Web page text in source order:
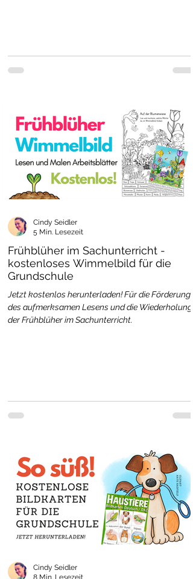
Frühblüher im Sachunterricht -
kostenloses Wimmelbild für die
Grundschule
Jetzt kostenlos herunterladen! Für die Förderung
des aufmerksamen Lesens und die Wiederholung
der Frühblüher im Sachunterricht.
Cindy Seidler
5 Min. Lesezeit
Cindy Seidler
8 Min. Lesezeit